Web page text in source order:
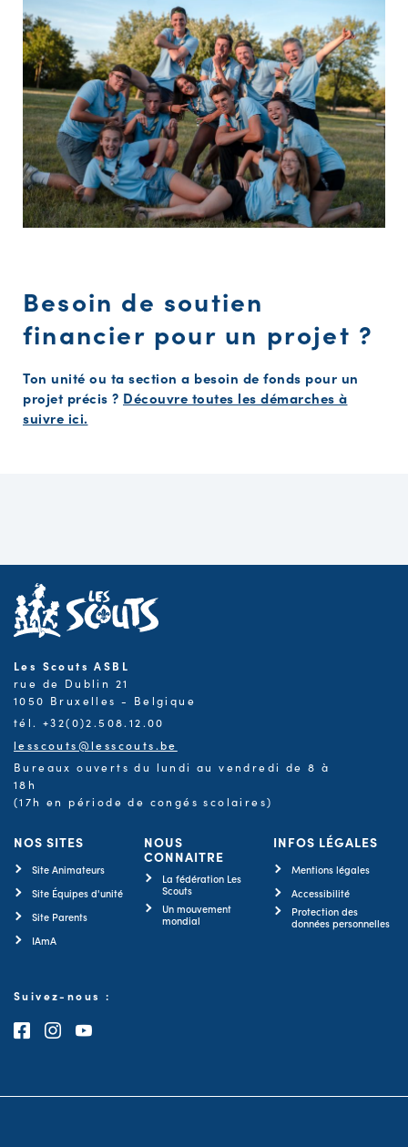
Besoin de soutien
financier pour un projet ?
Ton unité ou ta section a besoin de fonds pour un
projet précis ? Découvre toutes les démarches à
suivre ici.
Les Scouts ASBL
rue de Dublin 21
1050 Bruxelles - Belgique
tél. +32(0)2.508.12.00
lesscouts@lesscouts.be
Bureaux ouverts du lundi au vendredi de 8 à
18h
(17h en période de congés scolaires)
NOS SITES
Site Animateurs
Site Équipes d'unité
Site Parents
IAmA
NOUS
CONNAITRE
La fédération Les
Scouts
Un mouvement
mondial
INFOS LÉGALES
Mentions légales
Accessibilité
Protection des
données personnelles
Suivez-nous :
Consultez notre page Facebook
Consultez notre page Instagram
Consultez notre chaîne Youtube